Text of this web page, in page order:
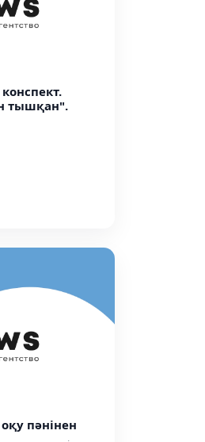
тышқан".
пәнінен